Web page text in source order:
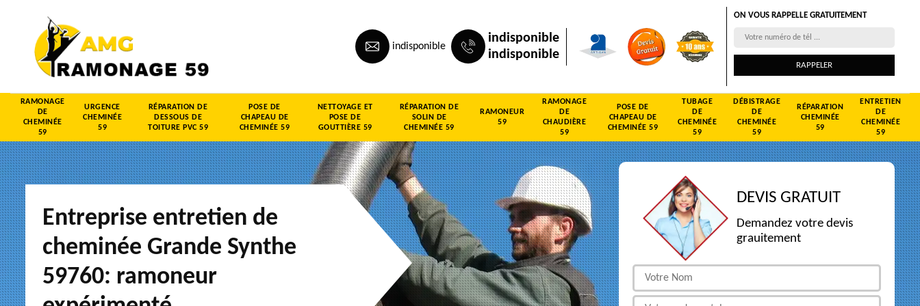
indisponible
indisponible
indisponible
ON VOUS RAPPELLE GRATUITEMENT
RAMONAGE
DE
CHEMINÉE
59
URGENCE
CHEMINÉE
59
RÉPARATION DE
DESSOUS DE
TOITURE PVC 59
POSE DE
CHAPEAU DE
CHEMINÉE 59
NETTOYAGE ET
POSE DE
GOUTTIÈRE 59
RÉPARATION DE
SOLIN DE
CHEMINÉE 59
RAMONEUR
59
RAMONAGE
DE
CHAUDIÈRE
59
POSE DE
CHAPEAU DE
CHEMINÉE 59
TUBAGE
DE
CHEMINÉE
59
DÉBISTRAGE
DE
CHEMINÉE
59
RÉPARATION
CHEMINÉE
59
ENTRETIEN
DE
CHEMINÉE
59
Entreprise entretien de
cheminée Grande Synthe
59760: ramoneur
DEVIS GRATUIT
Demandez votre devis
grauitement